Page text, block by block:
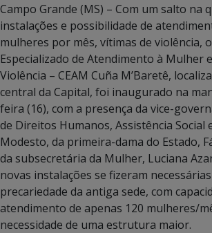
Campo Grande (MS) – Com um salto na
instalações e possibilidade de
mulheres por mês, vítimas de violência,
Especializado de Atendimento à Mulher
Violência – CEAM Cuña M’Baretê,
central da Capital, foi inaugurado na
feira (16), com a presença da vice-
de Direitos Humanos, Assistência Social
Modesto, da primeira-dama do Estado,
da subsecretária da Mulher, Luciana
novas instalações se fizeram
precariedade da antiga sede, com
atendimento de apenas 120 mulheres/
necessidade de uma estrutura maior.